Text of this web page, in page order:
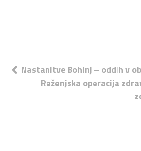
Navigacija
prispevka
Nastanitve Bohinj – oddih v
Reženjska operacija